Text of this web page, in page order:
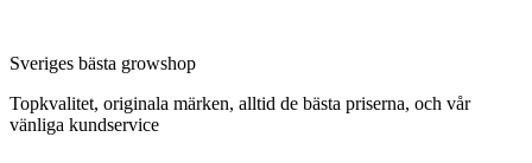
Sveriges bästa growshop
Topkvalitet, originala märken, alltid de bästa priserna, och vår
vänliga kundservice